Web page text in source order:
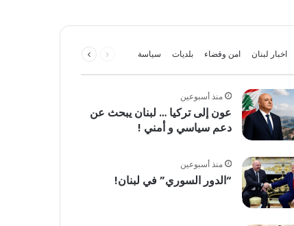
اخبار لبنان امن وقضاء بلديات سياسة
الصفحة
منذ أسبوعين
عون إلى تركيا … لبنان يبحث عن
دعم سياسي و أمني !
منذ أسبوعين
“الدور السوري” في لبنان!